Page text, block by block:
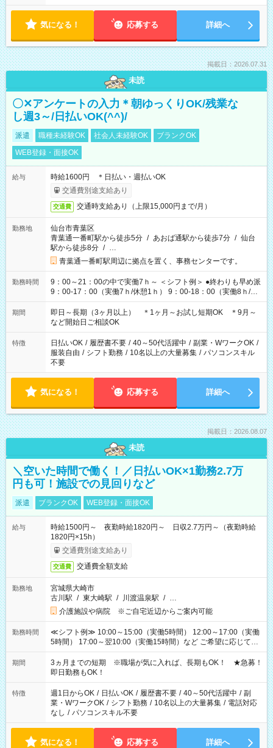
気になる！ 応募する 詳細へ
掲載日：2026.07.31
未読
〇✕アンケートの入力＊朝ゆっくりOK/残業な
し週3～/日払いOK(^^)/
派遣 職種未経験OK 社会人未経験OK
ブランクOK
WEB登録・面接OK
給与
時給1600円 ＊日払い・週払いOK
交通費別途支給あり
交通費 交通時支給あり（上限15,000円まで/月）
勤務地
仙台市青葉区
青葉通一番町駅から徒歩5分 / あおば通駅から徒歩7分 / 仙台
駅から徒歩8分 / …
青葉通一番町駅周辺に拠点を置く、事務センターです。
勤務時間
9：00～21：00の中で実働7ｈ～ ＜シフト例＞ ●終わりも早め派
9：00-17：00（実働7ｈ/休憩1ｈ） 9：00-18：00（実働8ｈ/休
憩1ｈ） 10：00-19：00（実働8ｈ/休憩1ｈ） ●朝ゆっくり派
11：00-20：00（実働8ｈ/休憩1ｈ） 12：00-20：00（実働7ｈ/
休憩1ｈ） 12：00-21：00（実働8ｈ/休憩1ｈ） 13：00-22：
00（実働8ｈ/休憩1ｈ） ＊時間帯固定OK
期間
即日～長期（3ヶ月以上） ＊1ヶ月～お試し短期OK ＊9月～
など開始日ご相談OK
特徴 日払いOK / 履歴書不要 / 40～50代活躍中 / 副業・WワークOK /
服装自由 / シフト勤務 / 10名以上の大量募集 / パソコンスキル
不要
気になる！ 応募する 詳細へ
掲載日：2026.08.07
未読
＼空いた時間で働く！／日払いOK×1勤務2.7万
円も可！施設での見回りなど
派遣 ブランクOK WEB登録・面接OK
給与
時給1500円～ 夜勤時給1820円～ 日収2.7万円～（夜勤時給
1820円×15h）
交通費別途支給あり
交通費 交通費全額支給
勤務地
宮城県大崎市
古川駅 / 東大崎駅 / 川渡温泉駅 / …
介護施設や病院 ※ご自宅近辺からご案内可能
勤務時間
≪シフト例≫ 10:00～15:00（実働5時間） 12:00～17:00（実働
5時間） 17:00～翌10:00（実働15時間）など ご希望に応じて、
働く時間は調整できます！ お気軽に担当へ相談ください！
期間
3ヵ月までの短期 ※職場が気に入れば、長期もOK！ ★急募！
即日勤務もOK！
特徴 週1日からOK / 日払いOK / 履歴書不要 / 40～50代活躍中 / 副
業・WワークOK / シフト勤務 / 10名以上の大量募集 / 電話対応
なし / パソコンスキル不要
気になる！ 応募する 詳細へ